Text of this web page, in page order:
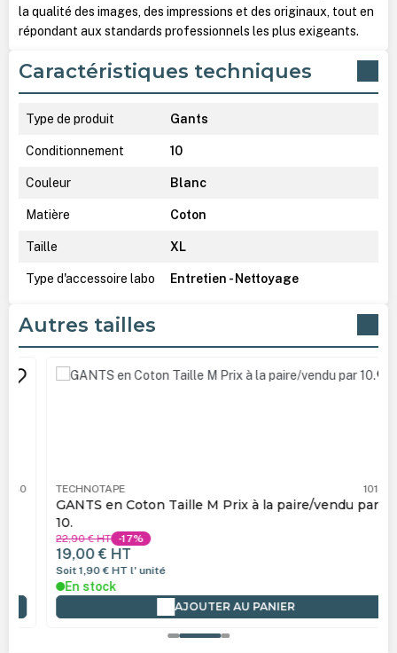
la qualité des images, des impressions et des originaux, tout en
répondant aux standards professionnels les plus exigeants.
Caractéristiques techniques
Type de produit Gants
Conditionnement 10
Couleur Blanc
Matière Coton
Taille XL
Type d'accessoire labo Entretien - Nettoyage
Autres tailles
Ignorer la galerie de produits
TECHNOTAPE 101481
GANTS en Coton Taille M Prix à la paire/vendu par
22,90 €HT -17%
19,00 €HT
Soit 1,90 €HTl' unité
En stock
AJOUTER AU PANIER